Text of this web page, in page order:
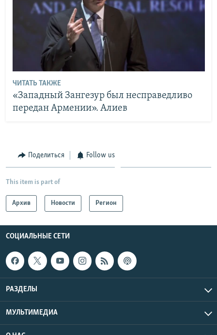
ЧИТАТЬ ТАКЖЕ
«Западный Зангезур был несправедливо
передан Армении». Алиев
Поделиться Follow us
This item is part of
Архив Новости Регион
СОЦИАЛЬНЫЕ СЕТИ
РАЗДЕЛЫ
МУЛЬТИМЕДИА